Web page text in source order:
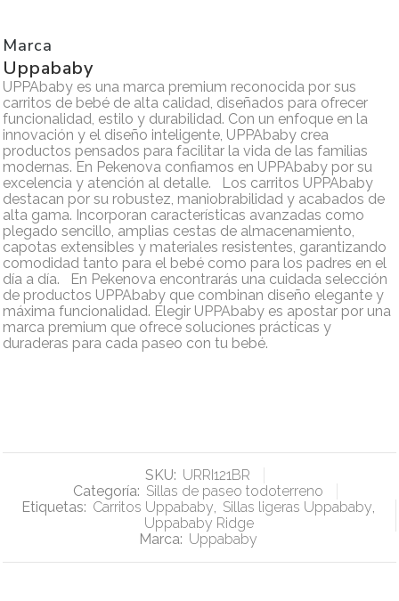
Marca
Uppababy
UPPAbaby es una marca premium reconocida por sus
carritos de bebé de alta calidad, diseñados para ofrecer
funcionalidad, estilo y durabilidad. Con un enfoque en la
innovación y el diseño inteligente, UPPAbaby crea
productos pensados para facilitar la vida de las familias
modernas. En Pekenova confiamos en UPPAbaby por su
excelencia y atención al detalle. Los carritos UPPAbaby
destacan por su robustez, maniobrabilidad y acabados de
alta gama. Incorporan características avanzadas como
plegado sencillo, amplias cestas de almacenamiento,
capotas extensibles y materiales resistentes, garantizando
comodidad tanto para el bebé como para los padres en el
día a día. En Pekenova encontrarás una cuidada selección
de productos UPPAbaby que combinan diseño elegante y
máxima funcionalidad. Elegir UPPAbaby es apostar por una
marca premium que ofrece soluciones prácticas y
duraderas para cada paseo con tu bebé.
SKU: URRI121BR
Categoría: Sillas de paseo todoterreno
Etiquetas: Carritos Uppababy, Sillas ligeras Uppababy,
Uppababy Ridge
Marca: Uppababy